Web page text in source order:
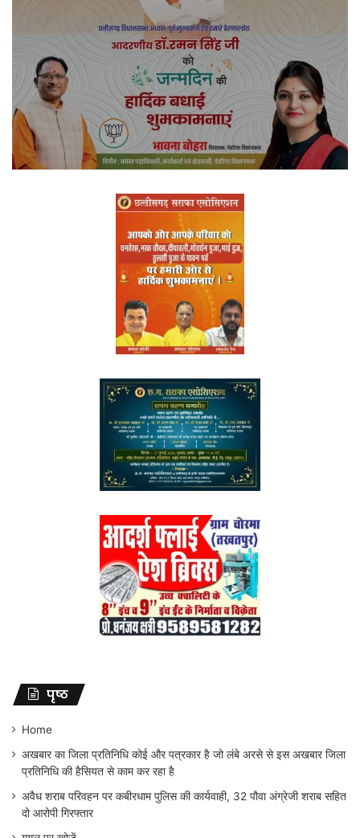
पृष्ठ
Home
अखबार का जिला प्रतिनिधि कोई और पत्रकार है जो लंबे अरसे से इस अखबार जिला
प्रतिनिधि की हैसियत से काम कर रहा है
अवैध शराब परिवहन पर कबीरधाम पुलिस की कार्यवाही, 32 पौवा अंग्रेजी शराब सहित
दो आरोपी गिरफ्तार